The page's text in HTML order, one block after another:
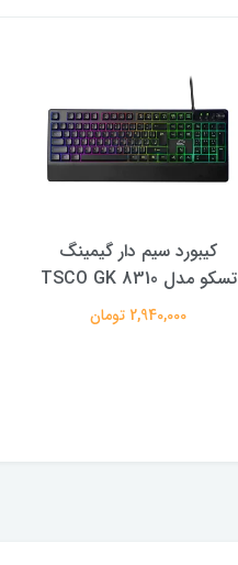
کیبورد سیم دار گیمینگ
تسکو مدل TSCO GK 8310
2,940,000 تومان